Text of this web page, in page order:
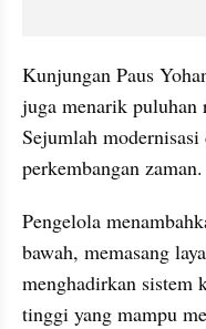
Kunjungan Paus
juga menarik
Sejumlah
perkembangan zaman.
Pengelola
bawah, memasang
menghadirkan sistem
tinggi yang mampu